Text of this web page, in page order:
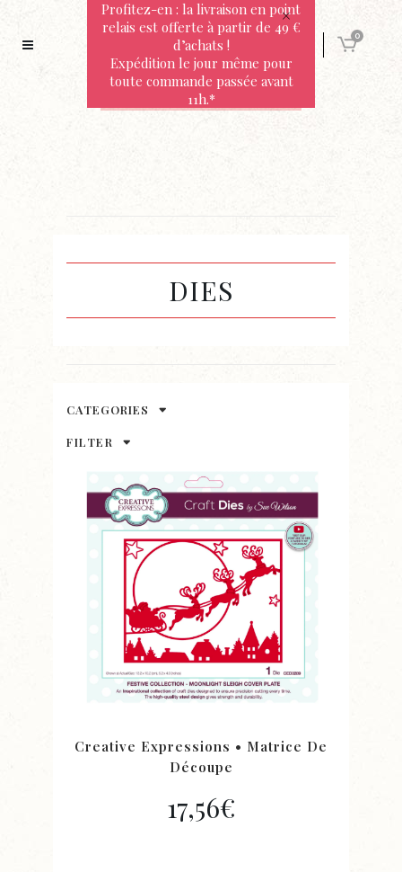
0
DIES
CATEGORIES
FILTER
Creative Expressions • Matrice De
Découpe
17,56€
Profitez-en : la livraison en point
relais est offerte à partir de 49 €
d’achats !
Expédition le jour même pour
toute commande passée avant
11h.*